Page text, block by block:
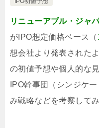
リニューアブル・ジャ
がIPO想定価格ベース（
想会社より発表された
の初値予想や個人的な
IPO幹事団（シンジケ
み戦略などを考察して